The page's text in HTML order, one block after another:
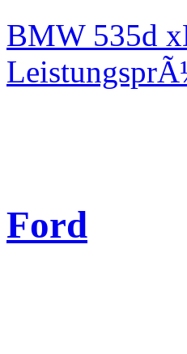
BMW 535d
Ford